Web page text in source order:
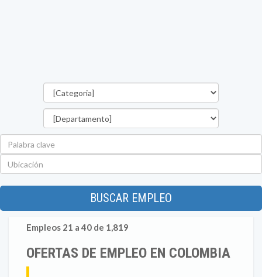
BUSCAR EMPLEO
Empleos 21 a 40 de 1,819
OFERTAS DE EMPLEO EN COLOMBIA